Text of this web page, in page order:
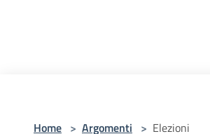
Home > Argomenti > Elezioni